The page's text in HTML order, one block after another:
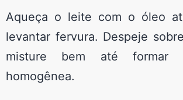
Aqueça o leite com o óleo
levantar fervura. Despeje
misture bem até formar
homogênea.